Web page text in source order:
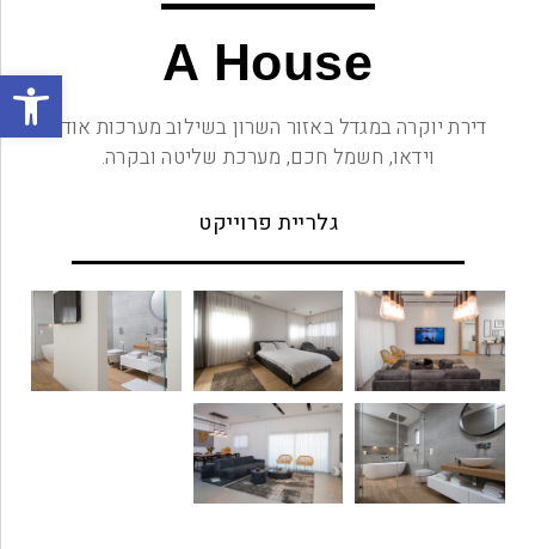
פתח A House
דירת יוקרה במגדל באזור השרון בשילוב מערכות אודיו
וידאו, חשמל חכם, מערכת שליטה ובקרה.
גלריית פרוייקט